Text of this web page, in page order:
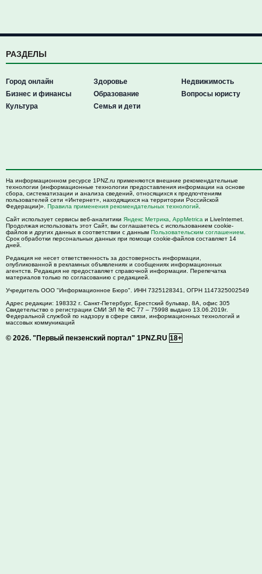
РАЗДЕЛЫ
Город онлайн
Бизнес и финансы
Культура
Здоровье
Образование
Семья и дети
Недвижимость
Вопросы юристу
На информационном ресурсе 1PNZ.ru применяются внешние рекомендательные
технологии (информационные технологии предоставления информации на основе
сбора, систематизации и анализа сведений, относящихся к предпочтениям
пользователей сети «Интернет», находящихся на территории Российской
Федерации)». Правила применения рекомендательных технологий
Сайт использует сервисы веб-аналитики Яндекс Метрика AppMetrica и LiveInternet.
Продолжая использовать этот Сайт, вы соглашаетесь с использованием cookie-
файлов и других данных в соответствии с данным Пользовательским соглашением
Срок обработки персональных данных при помощи cookie-файлов составляет 14
дней.
Редакция не несет ответственность за достоверность информации,
опубликованной в рекламных объявлениях и сообщениях информационных
агентств. Редакция не предоставляет справочной информации. Перепечатка
материалов только по согласованию с редакцией.
Учредитель ООО "Информационное Бюро". ИНН 7325128341, ОГРН 1147325002549
Адрес редакции: 198332 г. Санкт-Петербург, Брестский бульвар, 8А, офис 305
Свидетельство о регистрации СМИ ЭЛ № ФС 77 – 75998 выдано 13.06.2019г.
Федеральной службой по надзору в сфере связи, информационных технологий и
массовых коммуникаций
© 2026. "Первый пензенский портал" 1PNZ.RU 18+